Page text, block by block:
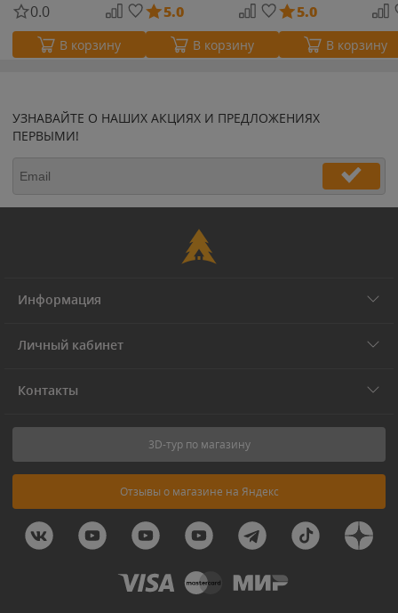
0.0
В корзину
5.0
В корзину
5.0
В корзину
УЗНАВАЙТЕ О НАШИХ АКЦИЯХ И ПРЕДЛОЖЕНИЯХ
ПЕРВЫМИ!
Информация
Личный кабинет
Контакты
3D-тур по магазину
Отзывы о магазине на Яндекс